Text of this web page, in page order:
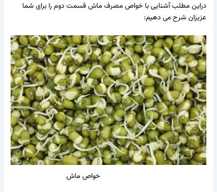
دراین مطلب آشنایی با خواص مصرف ماش قسمت دوم را برای شما
عزیزان شرح می دهیم:
خواص ماش